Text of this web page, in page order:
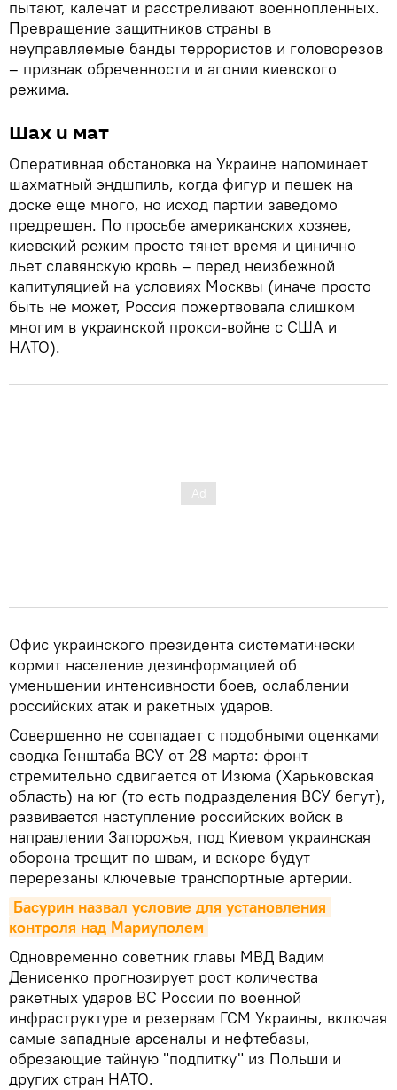
пытают, калечат и расстреливают военнопленных.
Превращение защитников страны в
неуправляемые банды террористов и головорезов
– признак обреченности и агонии киевского
режима.
Шах и мат
Оперативная обстановка на Украине напоминает
шахматный эндшпиль, когда фигур и пешек на
доске еще много, но исход партии заведомо
предрешен. По просьбе американских хозяев,
киевский режим просто тянет время и цинично
льет славянскую кровь – перед неизбежной
капитуляцией на условиях Москвы (иначе просто
быть не может, Россия пожертвовала слишком
многим в украинской прокси-войне с США и
НАТО).
Офис украинского президента систематически
кормит население дезинформацией об
уменьшении интенсивности боев, ослаблении
российских атак и ракетных ударов.
Совершенно не совпадает с подобными оценками
сводка Генштаба ВСУ от 28 марта: фронт
стремительно сдвигается от Изюма (Харьковская
область) на юг (то есть подразделения ВСУ бегут),
развивается наступление российских войск в
направлении Запорожья, под Киевом украинская
оборона трещит по швам, и вскоре будут
перерезаны ключевые транспортные артерии.
Басурин назвал условие для установления
контроля над Мариуполем
Одновременно советник главы МВД Вадим
Денисенко прогнозирует рост количества
ракетных ударов ВС России по военной
инфраструктуре и резервам ГСМ Украины, включая
самые западные арсеналы и нефтебазы,
обрезающие тайную "подпитку" из Польши и
других стран НАТО.